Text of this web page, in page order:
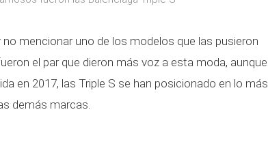
no mencionar uno de los modelos que las pusieron
el par que dieron más voz a esta moda, aunque
en 2017, las Triple S se han posicionado en lo más
demás marcas.